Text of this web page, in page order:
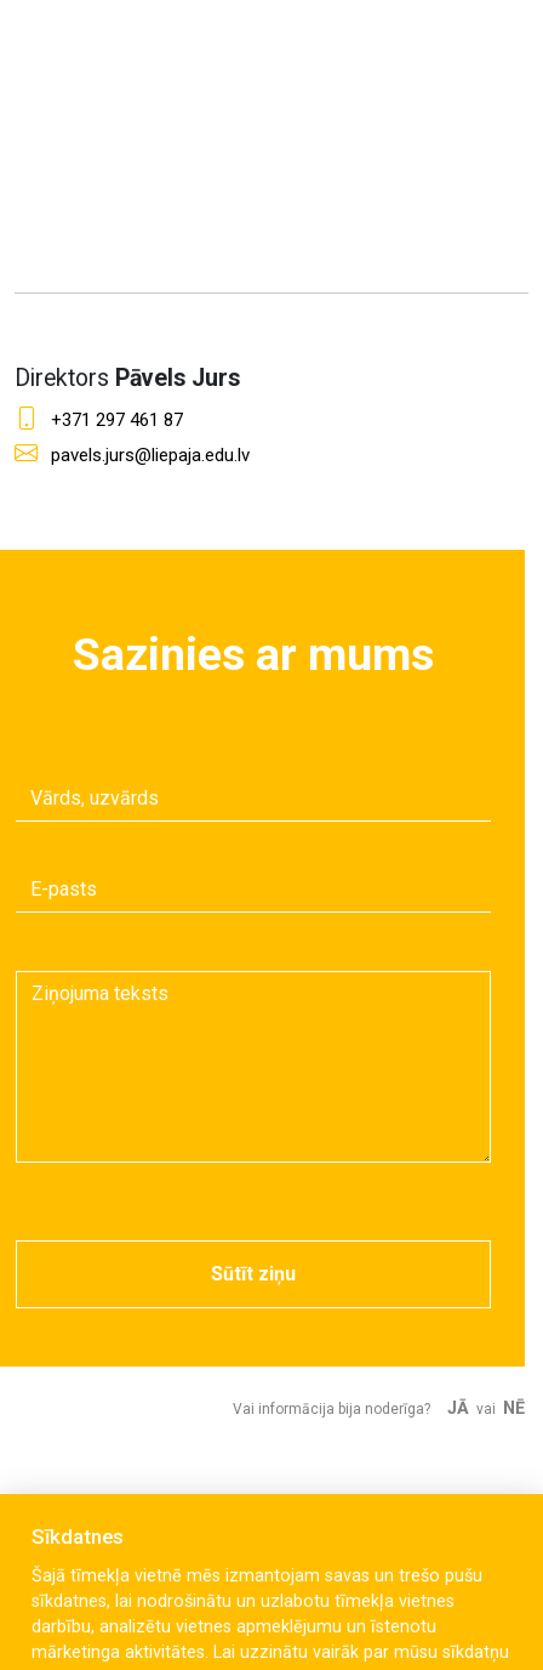
Direktors Pāvels Jurs
+371 297 461 87
pavels.jurs@liepaja.edu.lv
Sazinies ar mums
Sūtīt ziņu
Vai informācija bija noderīga? JĀ vai NĒ
Sīkdatnes
Šajā tīmekļa vietnē mēs izmantojam savas un trešo pušu
sīkdatnes, lai nodrošinātu un uzlabotu tīmekļa vietnes
darbību, analizētu vietnes apmeklējumu un īstenotu
mārketinga aktivitātes. Lai uzzinātu vairāk par mūsu sīkdatņu